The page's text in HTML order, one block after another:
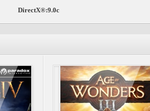
DirectX®:9.0c